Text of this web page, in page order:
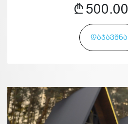
500.00
ᲓᲐᲯᲐᲕᲨᲜᲐ